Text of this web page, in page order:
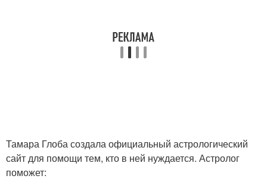
Тамара Глоба создала официальный астрологический
сайт для помощи тем, кто в ней нуждается. Астролог
поможет: